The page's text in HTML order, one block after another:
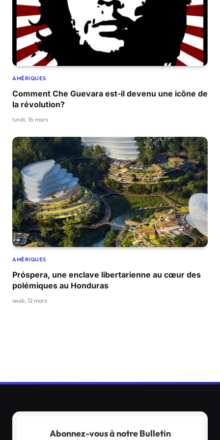
AMÉRIQUES
Comment Che Guevara est-il devenu une icône de
la révolution?
lundi, 16 mars
AMÉRIQUES
Próspera, une enclave libertarienne au cœur des
polémiques au Honduras
jeudi, 12 mars
Abonnez-vous à notre Bulletin